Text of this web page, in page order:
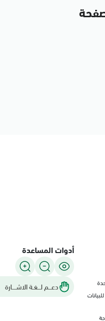
أدوات المساعدة
دعـــم لـــغـة الاشــــارة